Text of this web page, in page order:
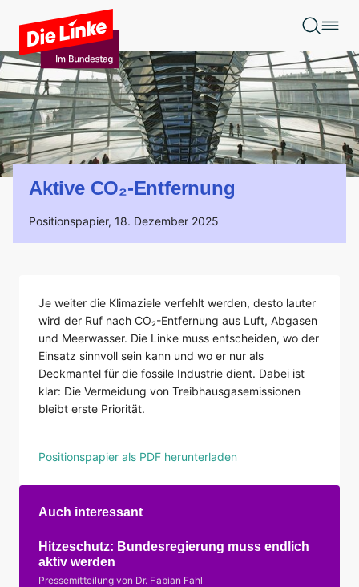
Zum Hauptinhalt springen
Aktive CO₂-Entfernung
Positionspapier, 18. Dezember 2025
Je weiter die Klimaziele verfehlt werden, desto lauter
wird der Ruf nach CO₂-Entfernung aus Luft, Abgasen
und Meerwasser. Die Linke muss entscheiden, wo der
Einsatz sinnvoll sein kann und wo er nur als
Deckmantel für die fossile Industrie dient. Dabei ist
klar: Die Vermeidung von Treibhausgasemissionen
bleibt erste Priorität.
Positionspapier als PDF herunterladen
Auch interessant
Hitzeschutz: Bundesregierung muss endlich
aktiv werden
Pressemitteilung von Dr. Fabian Fahl